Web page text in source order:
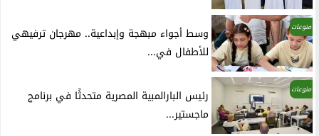
منوعات
وسط أجواء مبهجة وإبداعية.. مهرجان ترفيهي
للأطفال في...
منوعات
رئيس البارالمبية المصرية متحدثًا في برنامج
ماجستير...